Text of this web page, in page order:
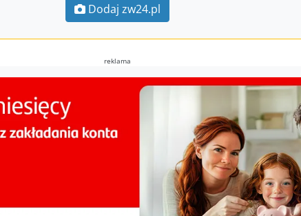
Dodaj zw24.pl
reklama